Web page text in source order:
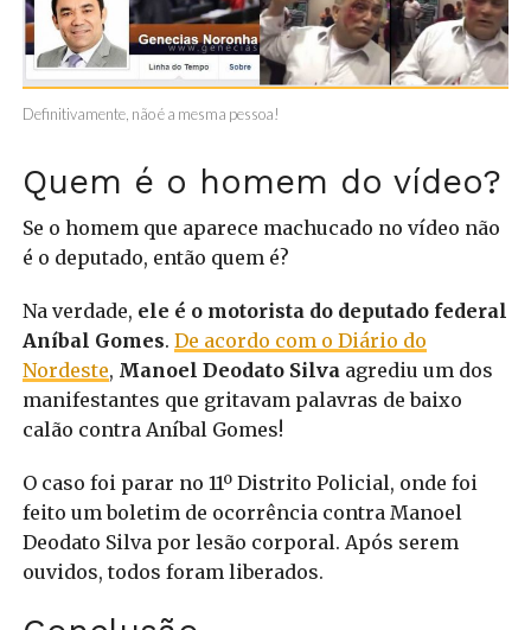
Definitivamente, não é a mesma pessoa!
Quem é o homem do vídeo?
Se o homem que aparece machucado no vídeo não
é o deputado, então quem é?
Na verdade, ele é o motorista do deputado federal
Aníbal Gomes. De acordo com o Diário do
Nordeste, Manoel Deodato Silva agrediu um dos
manifestantes que gritavam palavras de baixo
calão contra Aníbal Gomes!
O caso foi parar no 11º Distrito Policial, onde foi
feito um boletim de ocorrência contra Manoel
Deodato Silva por lesão corporal. Após serem
ouvidos, todos foram liberados.